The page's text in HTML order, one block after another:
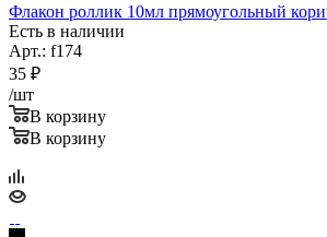
Флакон роллик 10мл прямоугольный
Есть в наличии
Арт.: f174
35 ₽
/шт
В корзину
В корзину